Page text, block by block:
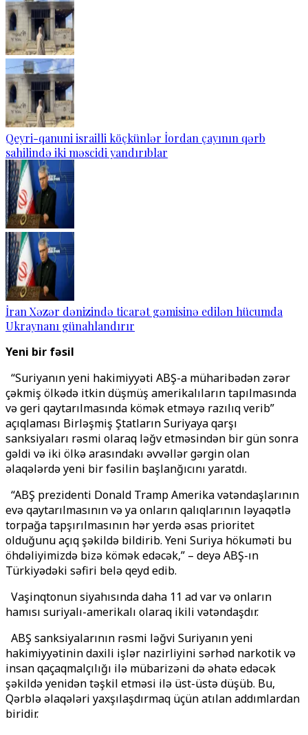
Qeyri-qanuni israilli köçkünlər İordan çayının qərb
sahilində iki məscidi yandırıblar
İran Xəzər dənizində ticarət gəmisinə edilən hücumda
Ukraynanı günahlandırır
Yeni bir fəsil
“Suriyanın yeni hakimiyyəti ABŞ-a müharibədən zərər
çəkmiş ölkədə itkin düşmüş amerikalıların tapılmasında
və geri qaytarılmasında kömək etməyə razılıq verib”
açıqlaması Birləşmiş Ştatların Suriyaya qarşı
sanksiyaları rəsmi olaraq ləğv etməsindən bir gün sonra
gəldi və iki ölkə arasındakı əvvəllər gərgin olan
əlaqələrdə yeni bir fəsilin başlanğıcını yaratdı.
“ABŞ prezidenti Donald Tramp Amerika vətəndaşlarının
evə qaytarılmasının və ya onların qalıqlarının ləyaqətlə
torpağa tapşırılmasının hər yerdə əsas prioritet
olduğunu açıq şəkildə bildirib. Yeni Suriya hökuməti bu
öhdəliyimizdə bizə kömək edəcək,” – deyə ABŞ-ın
Türkiyədəki səfiri belə qeyd edib.
Vaşinqtonun siyahısında daha 11 ad var və onların
hamısı suriyalı-amerikalı olaraq ikili vətəndaşdır.
ABŞ sanksiyalarının rəsmi ləğvi Suriyanın yeni
hakimiyyətinin daxili işlər nazirliyini sərhəd narkotik və
insan qaçaqmalçılığı ilə mübarizəni də əhatə edəcək
şəkildə yenidən təşkil etməsi ilə üst-üstə düşüb. Bu,
Qərblə əlaqələri yaxşılaşdırmaq üçün atılan addımlardan
biridir.